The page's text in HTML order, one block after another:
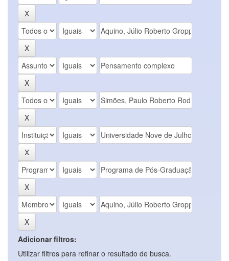
Adicionar filtros:
Utilizar filtros para refinar o resultado de busca.